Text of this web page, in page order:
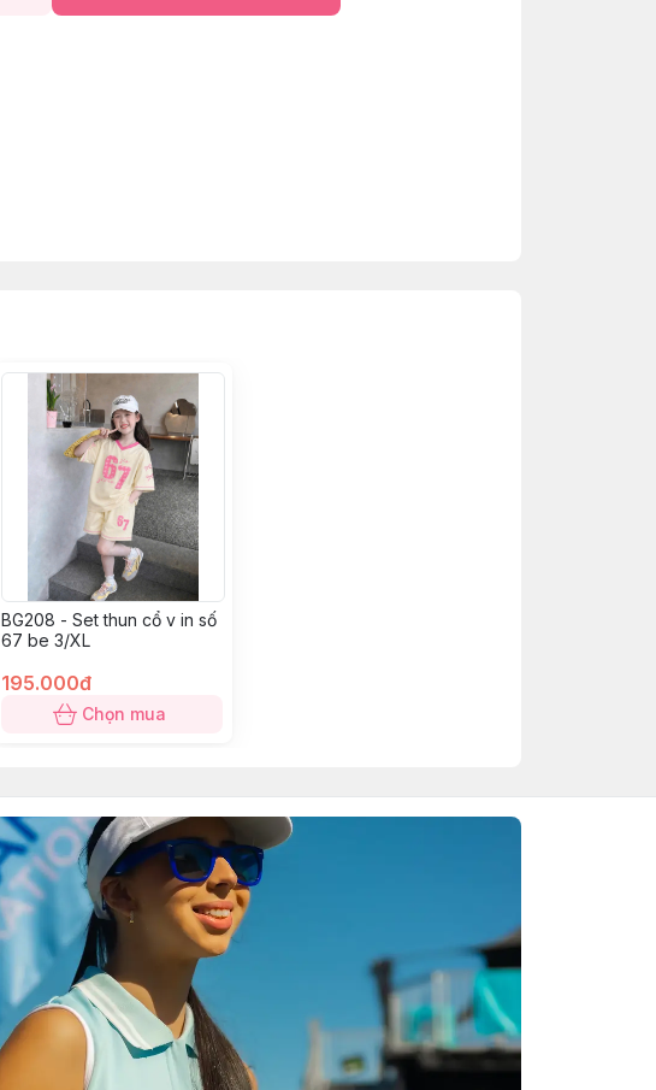
BG208 - Set thun cổ v in số
67 be 3/XL
195.000đ
Chọn mua